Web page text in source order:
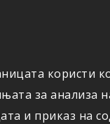
користи
за анализа
и приказ на